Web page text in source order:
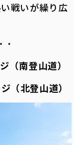
戦いが繰り広
・
（南登山道）
（北登山道）